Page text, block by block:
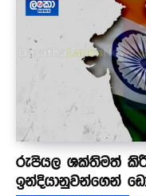
රුපියල ශක්තිමත්
ඉන්දියානුවන්ගෙන්